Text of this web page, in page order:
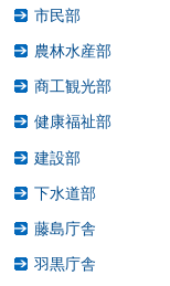
市民部
農林水産部
商工観光部
健康福祉部
建設部
下水道部
藤島庁舎
羽黒庁舎